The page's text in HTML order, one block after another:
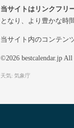
当サイトはリンクフリ
となり、より豊かな時
当サイト内のコンテン
©2026 bestcalendar.jp All
天気: 気象庁